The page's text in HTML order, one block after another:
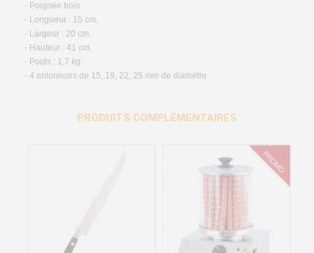
- Poignée bois.
- Longueur : 15 cm.
- Largeur : 20 cm.
- Hauteur : 41 cm.
- Poids : 1,7 kg.
- 4 entonnoirs de 15, 19, 22, 25 mm de diamètre
PRODUITS COMPLÉMENTAIRES